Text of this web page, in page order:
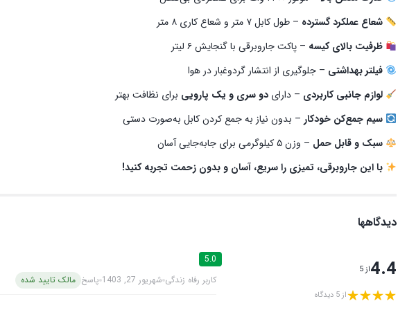
شعاع عملکرد گسترده – طول کابل ۷ متر و شعاع کاری ۸ متر
ظرفیت بالای کیسه – پاکت جاروبرقی با گنجایش ۶ لیتر
فیلتر بهداشتی – جلوگیری از انتشار گردوغبار در هوا
لوازم جانبی کاربردی – دارای دو سری و یک پارویی برای نظافت بهتر
سیم جمع‌کن خودکار– بدون نیاز به جمع کردن کابل به‌صورت دستی
سبک و قابل حمل – وزن ۵ کیلوگرمی برای جابه‌جایی آسان
با این جاروبرقی، تمیزی را سریع، آسان و بدون زحمت تجربه کنید!
دیدگاهها
4.4از 5
از 5 دیدگاه
5.0
کاربر رفاه زندگی شهریور 27, 1403 پاسخ مالک تایید شده